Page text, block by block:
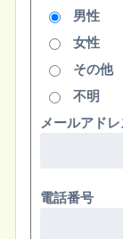
男性
女性
その他
不明
メールアドレ
電話番号